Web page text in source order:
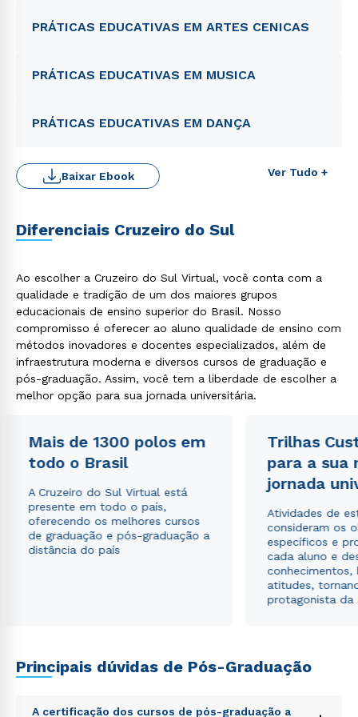
PRÁTICAS EDUCATIVAS EM ARTES CENICAS
PRÁTICAS EDUCATIVAS EM MUSICA
PRÁTICAS EDUCATIVAS EM DANÇA
Ver Tudo +
Baixar Ebook
Diferenciais Cruzeiro do Sul
Ao escolher a Cruzeiro do Sul Virtual, você conta com a
qualidade e tradição de um dos maiores grupos
educacionais de ensino superior do Brasil. Nosso
compromisso é oferecer ao aluno qualidade de ensino com
métodos inovadores e docentes especializados, além de
infraestrutura moderna e diversos cursos de graduação e
pós-graduação. Assim, você tem a liberdade de escolher a
melhor opção para sua jornada universitária.
Mais de 1300 polos em
todo o Brasil
A Cruzeiro do Sul Virtual está
presente em todo o país,
oferecendo os melhores cursos
de graduação e pós-graduação a
distância do país
Trilhas
para a sua
jornada
Atividades de
consideram os
específicos e
cada aluno e
conhecimentos,
atitudes,
protagonista da
Principais dúvidas de Pós-Graduação
A certificação dos cursos de pós-graduação a
Rápido e fácil
Estou de acordo com a Política de Privacidade.
autorizo que meus dados sejam utilizados para o